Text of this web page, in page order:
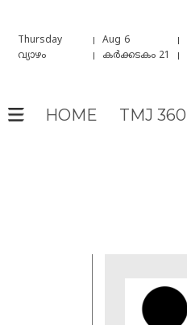
Thursday Aug 6
വ്യാഴം
കർക്കടകം 21
HOME TMJ 360